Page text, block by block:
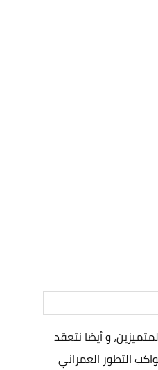
و أيضا نتعقد
التطور العمراني